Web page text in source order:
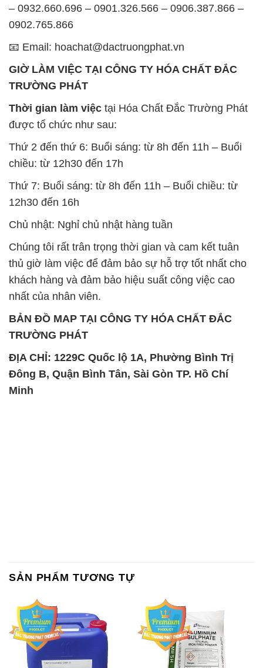
– 0932.660.696 – 0901.326.566 – 0906.387.866 –
0902.765.866
📧 Email: hoachat@dactruongphat.vn
GIỜ LÀM VIỆC TẠI CÔNG TY HÓA CHẤT ĐẮC
TRƯỜNG PHÁT
Thời gian làm việc tại Hóa Chất Đắc Trường Phát
được tổ chức như sau:
Thứ 2 đến thứ 6: Buổi sáng: từ 8h đến 11h – Buổi
chiều: từ 12h30 đến 17h
Thứ 7: Buổi sáng: từ 8h đến 11h – Buổi chiều: từ
12h30 đến 16h
Chủ nhật: Nghỉ chủ nhật hàng tuần
Chúng tôi rất trân trọng thời gian và cam kết tuân
thủ giờ làm việc để đảm bảo sự hỗ trợ tốt nhất cho
khách hàng và đảm bảo hiệu suất công việc cao
nhất của nhân viên.
BẢN ĐỒ MAP TẠI CÔNG TY HÓA CHẤT ĐẮC
TRƯỜNG PHÁT
ĐỊA CHỈ: 1229C Quốc lộ 1A, Phường Bình Trị
Đông B, Quận Bình Tân, Sài Gòn TP. Hồ Chí
Minh
SẢN PHẨM TƯƠNG TỰ